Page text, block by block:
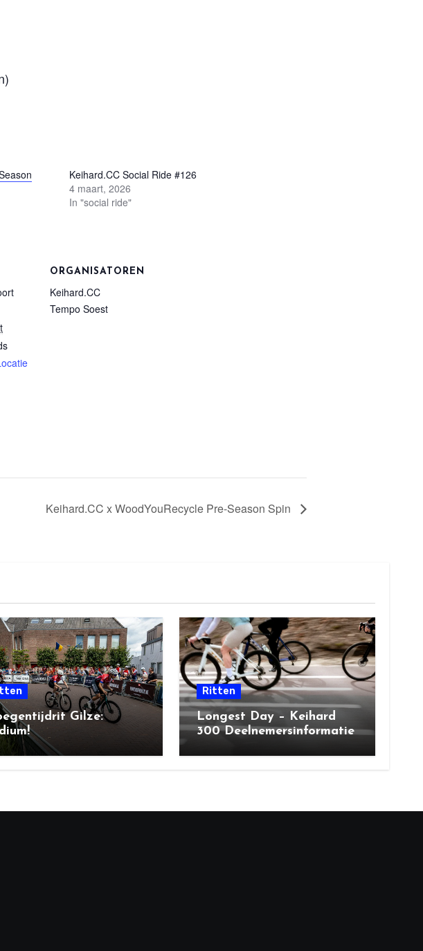
Keihard.CC Social Ride #126
4 maart, 2026
In "social ride"
ORGANISATOREN
Keihard.CC
Tempo Soest
Keihard.CC x WoodYouRecycle Pre-Season Spin
Gilze:
Ritten
Longest Day – Keihard
300 Deelnemersinformatie